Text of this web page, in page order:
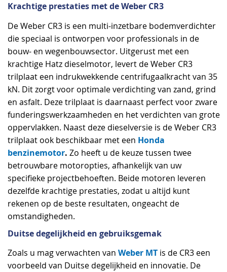
Krachtige prestaties met de Weber CR3
De Weber CR3 is een multi-inzetbare bodemverdichter
die speciaal is ontworpen voor professionals in de
bouw- en wegenbouwsector. Uitgerust met een
krachtige Hatz dieselmotor, levert de Weber CR3
trilplaat een indrukwekkende centrifugaalkracht van 35
kN. Dit zorgt voor optimale verdichting van zand, grind
en asfalt. Deze trilplaat is daarnaast perfect voor zware
funderingswerkzaamheden en het verdichten van grote
oppervlakken. Naast deze dieselversie is de Weber CR3
trilplaat ook beschikbaar met een Honda
benzinemotor. Zo heeft u de keuze tussen twee
betrouwbare motoropties, afhankelijk van uw
specifieke projectbehoeften. Beide motoren leveren
dezelfde krachtige prestaties, zodat u altijd kunt
rekenen op de beste resultaten, ongeacht de
omstandigheden.
Duitse degelijkheid en gebruiksgemak
Zoals u mag verwachten van Weber MT is de CR3 een
voorbeeld van Duitse degelijkheid en innovatie. De